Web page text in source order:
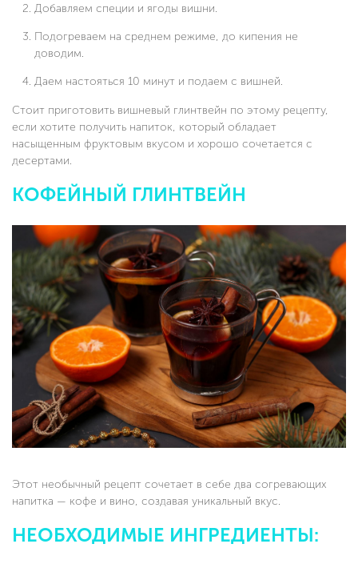
Добавляем специи и ягоды вишни.
Подогреваем на среднем режиме, до кипения не
доводим.
Даем настояться 10 минут и подаем с вишней.
Стоит приготовить вишневый глинтвейн по этому рецепту,
если хотите получить напиток, который обладает
насыщенным фруктовым вкусом и хорошо сочетается с
десертами.
КОФЕЙНЫЙ ГЛИНТВЕЙН
Этот необычный рецепт сочетает в себе два согревающих
напитка — кофе и вино, создавая уникальный вкус.
НЕОБХОДИМЫЕ ИНГРЕДИЕНТЫ: